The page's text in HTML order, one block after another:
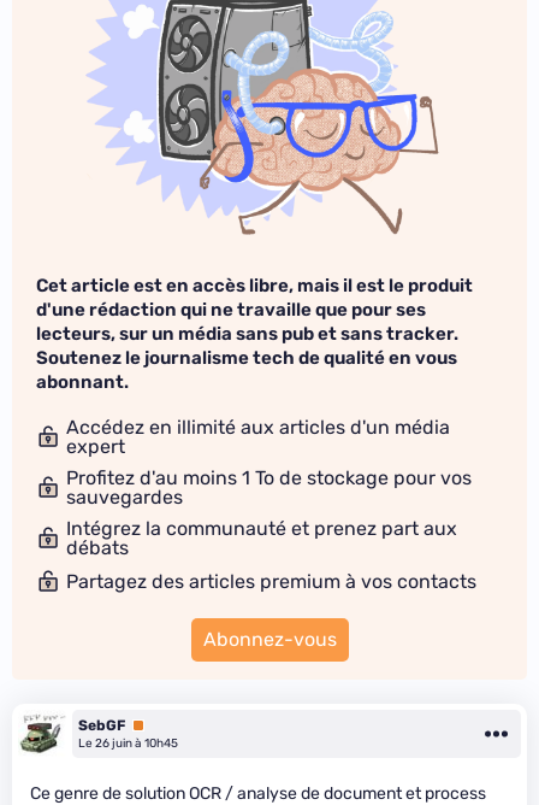
Cet article est en accès libre, mais il est le produit
d'une rédaction qui ne travaille que pour ses
lecteurs, sur un média sans pub et sans tracker.
Soutenez le journalisme tech de qualité en vous
abonnant.
Accédez en illimité aux articles d'un média
expert
Profitez d'au moins 1 To de stockage pour vos
sauvegardes
Intégrez la communauté et prenez part aux
débats
Partagez des articles premium à vos contacts
Abonnez-vous
SebGF Premium
Le 26 juin à 10h45
Ce genre de solution OCR / analyse de document et process